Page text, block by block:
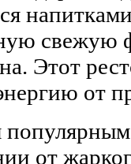
свежую
Этот
от
от